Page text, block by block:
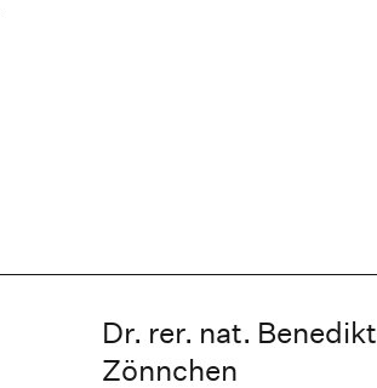
Dr. rer. nat. Benedikt
Zönnchen